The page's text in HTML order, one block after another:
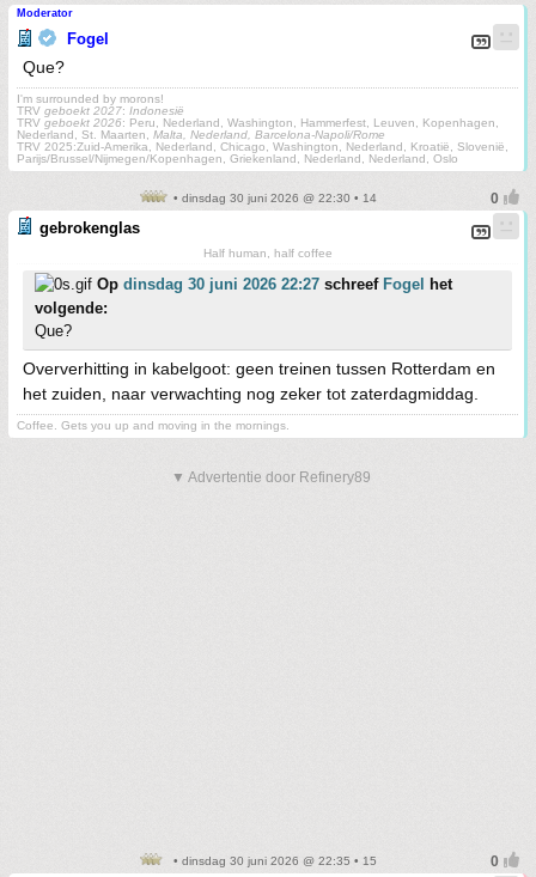
Moderator
Fogel
Que?
I'm surrounded by morons!
TRV geboekt 2027: Indonesië
TRV geboekt 2026: Peru, Nederland, Washington, Hammerfest, Leuven, Kopenhagen,
Nederland, St. Maarten, Malta, Nederland, Barcelona-Napoli/Rome
TRV 2025:Zuid-Amerika, Nederland, Chicago, Washington, Nederland, Kroatië, Slovenië,
Parijs/Brussel/Nijmegen/Kopenhagen, Griekenland, Nederland, Nederland, Oslo
• dinsdag 30 juni 2026 @ 22:30 • 14
gebrokenglas
Half human, half coffee
Op dinsdag 30 juni 2026 22:27 schreef Fogel
het
volgende:
Que?
Oververhitting in kabelgoot: geen treinen tussen Rotterdam en
het zuiden, naar verwachting nog zeker tot zaterdagmiddag.
Coffee. Gets you up and moving in the mornings.
▼ Advertentie door Refinery89
• dinsdag 30 juni 2026 @ 22:35 • 15